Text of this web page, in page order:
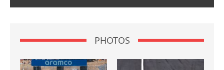
PHOTOS